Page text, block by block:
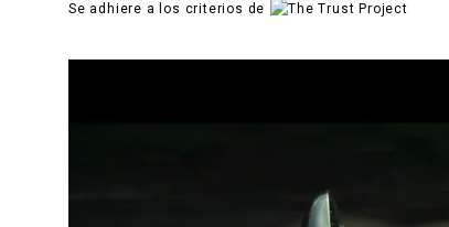
Se adhiere a los criterios de